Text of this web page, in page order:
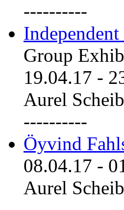
----------
Independent
Group
19.04.17 -
Aurel
----------
Öyvind
08.04.17 -
Aurel